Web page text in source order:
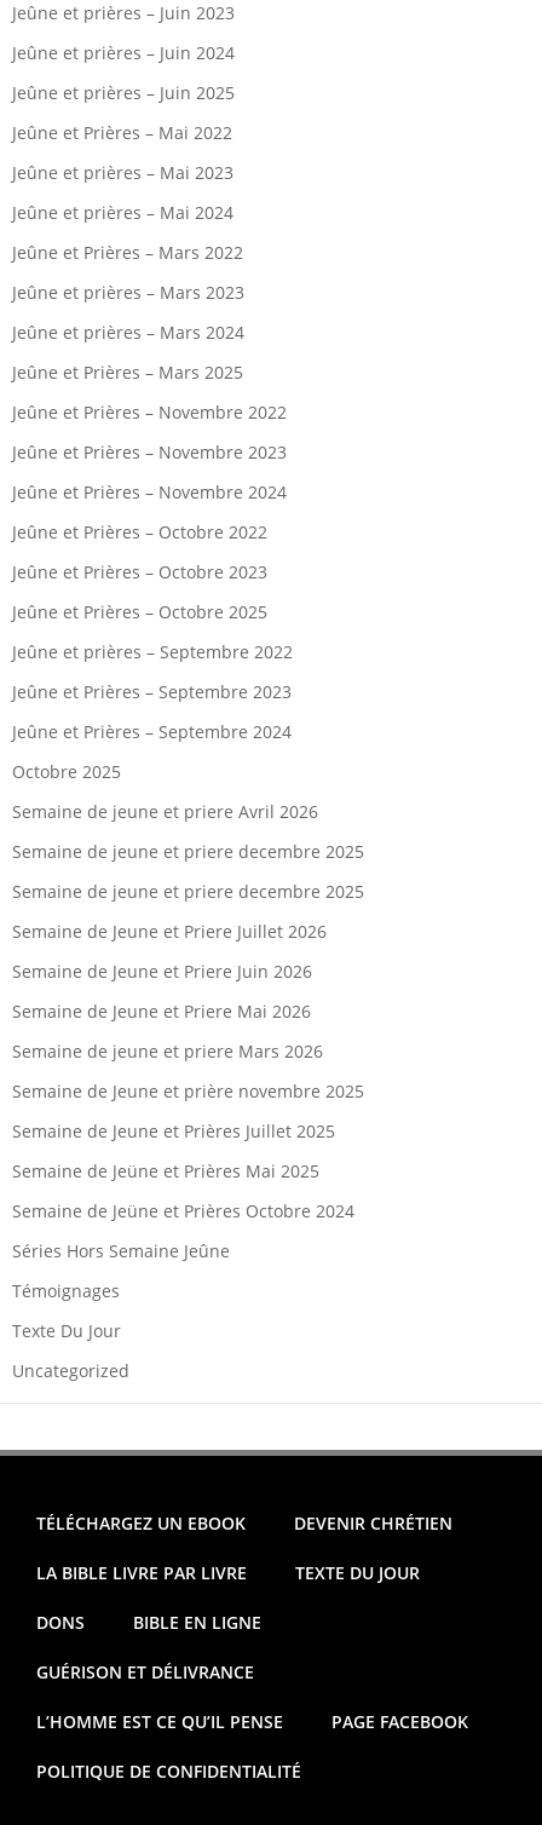
Jeûne et prières – Juin 2023
Jeûne et prières – Juin 2024
Jeûne et prières – Juin 2025
Jeûne et Prières – Mai 2022
Jeûne et prières – Mai 2023
Jeûne et prières – Mai 2024
Jeûne et Prières – Mars 2022
Jeûne et prières – Mars 2023
Jeûne et prières – Mars 2024
Jeûne et Prières – Mars 2025
Jeûne et Prières – Novembre 2022
Jeûne et Prières – Novembre 2023
Jeûne et Prières – Novembre 2024
Jeûne et Prières – Octobre 2022
Jeûne et Prières – Octobre 2023
Jeûne et Prières – Octobre 2025
Jeûne et prières – Septembre 2022
Jeûne et Prières – Septembre 2023
Jeûne et Prières – Septembre 2024
Octobre 2025
Semaine de jeune et priere Avril 2026
Semaine de jeune et priere decembre 2025
Semaine de jeune et priere decembre 2025
Semaine de Jeune et Priere Juillet 2026
Semaine de Jeune et Priere Juin 2026
Semaine de Jeune et Priere Mai 2026
Semaine de jeune et priere Mars 2026
Semaine de Jeune et prière novembre 2025
Semaine de Jeune et Prières Juillet 2025
Semaine de Jeüne et Prières Mai 2025
Semaine de Jeüne et Prières Octobre 2024
Séries Hors Semaine Jeûne
Témoignages
Texte Du Jour
Uncategorized
TÉLÉCHARGEZ UN EBOOK DEVENIR CHRÉTIEN
LA BIBLE LIVRE PAR LIVRE TEXTE DU JOUR
DONS BIBLE EN LIGNE
GUÉRISON ET DÉLIVRANCE
L’HOMME EST CE QU’IL PENSE PAGE FACEBOOK
POLITIQUE DE CONFIDENTIALITÉ